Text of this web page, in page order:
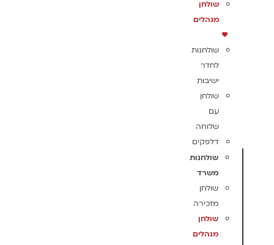
שולחן
מנהלים
שולחנות
לחדר
ישיבות
שולחן
עם
שלוחה
דלפקים
שולחנות
משרד
שולחן
מזכירה
שולחן
מנהלים